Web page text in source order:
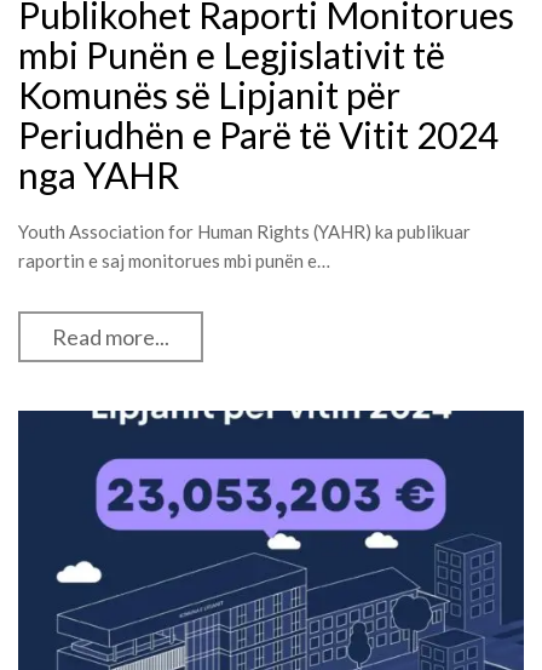
Publikohet Raporti Monitorues
mbi Punën e Legjislativit të
Komunës së Lipjanit për
Periudhën e Parë të Vitit 2024
nga YAHR
Youth Association for Human Rights (YAHR) ka publikuar
raportin e saj monitorues mbi punën e…
Read more...